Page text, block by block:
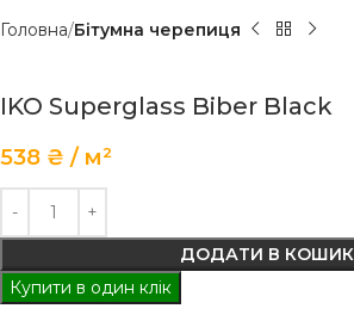
Головна Бітумна черепиця
IKO Superglass Biber Black
538 ₴ м²
ДОДАТИ В КОШИК
Купити в один клік